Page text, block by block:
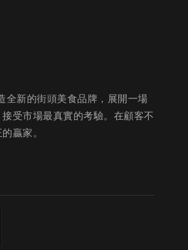
全新的街頭美食品牌，展開一場
受市場最真實的考驗。在顧客不
贏家。